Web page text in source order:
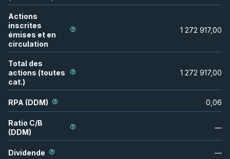
Actions
inscrites
émises et en
circulation
1 272 917,00
Total des
actions (toutes
cat.)
1 272 917,00
RPA (DDM) 0,06
Ratio C/B
(DDM)
—
Dividende —